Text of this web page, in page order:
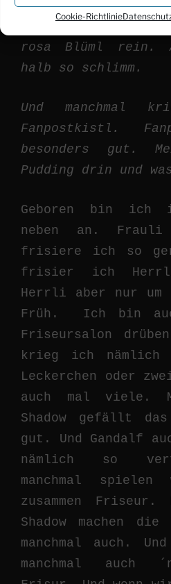
Cookie-Richtlinie
Fußballtor. Weil
rosa Blüml rein.
halb so schlimm.
Und manchmal
Fanpostkistl.
besonders gut.
Pudding drin und
Geboren bin ich
neben an. Frauli
frisiere ich so
frisier ich
Herrli aber nur
Früh. Ich bin
Friseursalon
krieg ich nämlich
Leckerchen oder
auch mal viele.
Shadow gefällt
gut. Und Gandalf
nämlich so
manchmal
zusammen Friseur.
Shadow machen
manchmal auch.
manchmal auch